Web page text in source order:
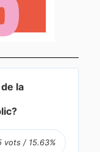
la